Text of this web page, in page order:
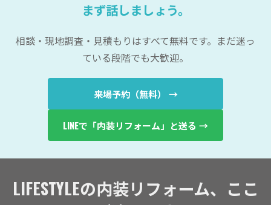
まず話しましょう。
相談・現地調査・見積もりはすべて無料です。まだ迷っ
ている段階でも大歓迎。
来場予約（無料） →
LINEで「内装リフォーム」と送る →
LIFESTYLEの内装リフォーム、ここ